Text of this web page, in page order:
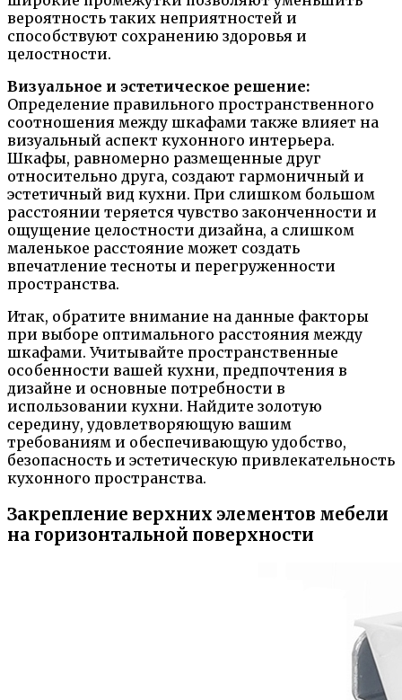
вероятность таких неприятностей и
способствуют сохранению здоровья и
целостности.
Визуальное и эстетическое решение:
Определение правильного пространственного
соотношения между шкафами также влияет на
визуальный аспект кухонного интерьера.
Шкафы, равномерно размещенные друг
относительно друга, создают гармоничный и
эстетичный вид кухни. При слишком большом
расстоянии теряется чувство законченности и
ощущение целостности дизайна, а слишком
маленькое расстояние может создать
впечатление тесноты и перегруженности
пространства.
Итак, обратите внимание на данные факторы
при выборе оптимального расстояния между
шкафами. Учитывайте пространственные
особенности вашей кухни, предпочтения в
дизайне и основные потребности в
использовании кухни. Найдите золотую
середину, удовлетворяющую вашим
требованиям и обеспечивающую удобство,
безопасность и эстетическую привлекательность
кухонного пространства.
Закрепление верхних элементов мебели
на горизонтальной поверхности